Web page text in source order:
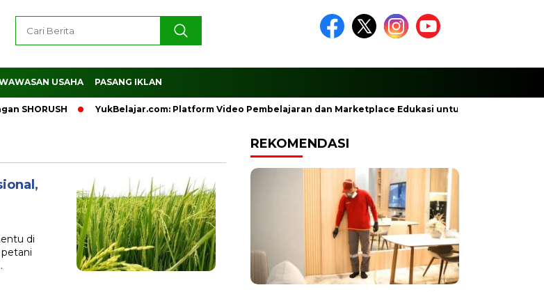
USAHA PASANG IKLAN
YukBelajar.com: Platform Video Pembelajaran dan Marketplace Edukasi untuk Kreator dan
di
REKOMENDASI